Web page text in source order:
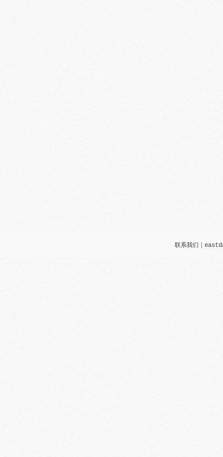
联系我们 ｜